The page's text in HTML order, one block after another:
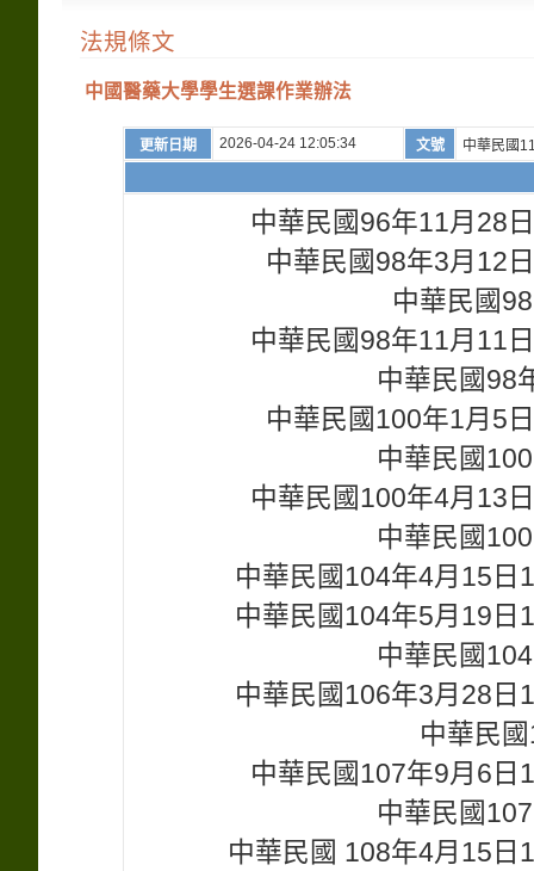
法規條文
中國醫藥大學學生選課作業辦法
更新日期 2026-04-24 12:05:34 文號 中華民國
中華民國96年11月28
中華民國98年3月12
中華民國
中華民國98年11月11
中華民國98
中華民國100年1月5
中華民國
中華民國100年4月13
中華民國
中華民國104年4月15日
中華民國104年5月19日
中華民國
中華民國106年3月28日
中華民
中華民國107年9月6日
中華民國
中華民國 108年4月15日